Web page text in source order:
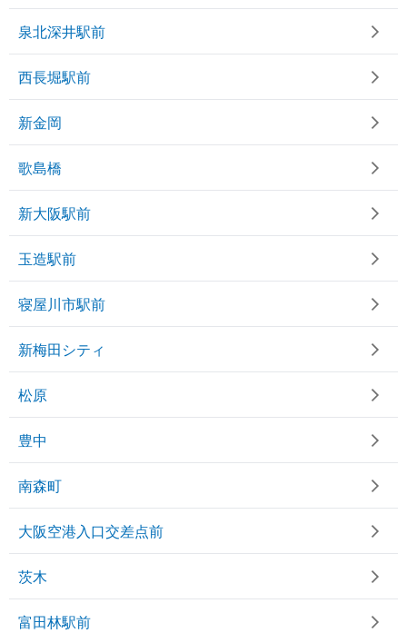
泉北深井駅前
西長堀駅前
新金岡
歌島橋
新大阪駅前
玉造駅前
寝屋川市駅前
新梅田シティ
松原
豊中
南森町
大阪空港入口交差点前
茨木
富田林駅前